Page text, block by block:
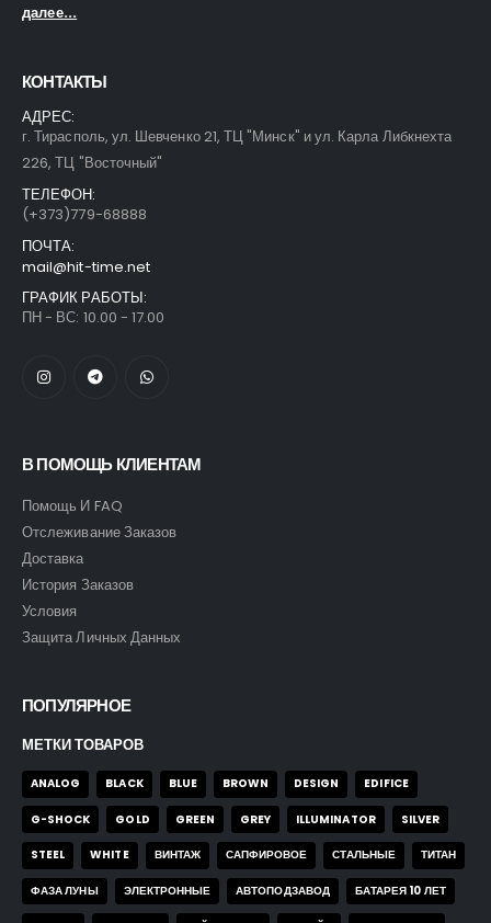
далее...
КОНТАКТЫ
АДРЕС:
г. Тирасполь, ул. Шевченко 21, ТЦ "Минск" и ул. Карла Либкнехта
226, ТЦ "Восточный"
ТЕЛЕФОН:
(+373)779-68888
ПОЧТА:
mail@hit-time.net
ГРАФИК РАБОТЫ:
ПН - ВС: 10.00 - 17.00
В ПОМОЩЬ КЛИЕНТАМ
Помощь И FAQ
Отслеживание Заказов
Доставка
История Заказов
Условия
Защита Личных Данных
ПОПУЛЯРНОЕ
МЕТКИ ТОВАРОВ
ANALOG BLACK BLUE BROWN DESIGN EDIFICE
G-SHOCK GOLD GREEN GREY ILLUMINATOR SILVER
STEEL WHITE ВИНТАЖ САПФИРОВОЕ СТАЛЬНЫЕ ТИТАН
ФАЗА ЛУНЫ ЭЛЕКТРОННЫЕ АВТОПОДЗАВОД БАТАРЕЯ 10 ЛЕТ